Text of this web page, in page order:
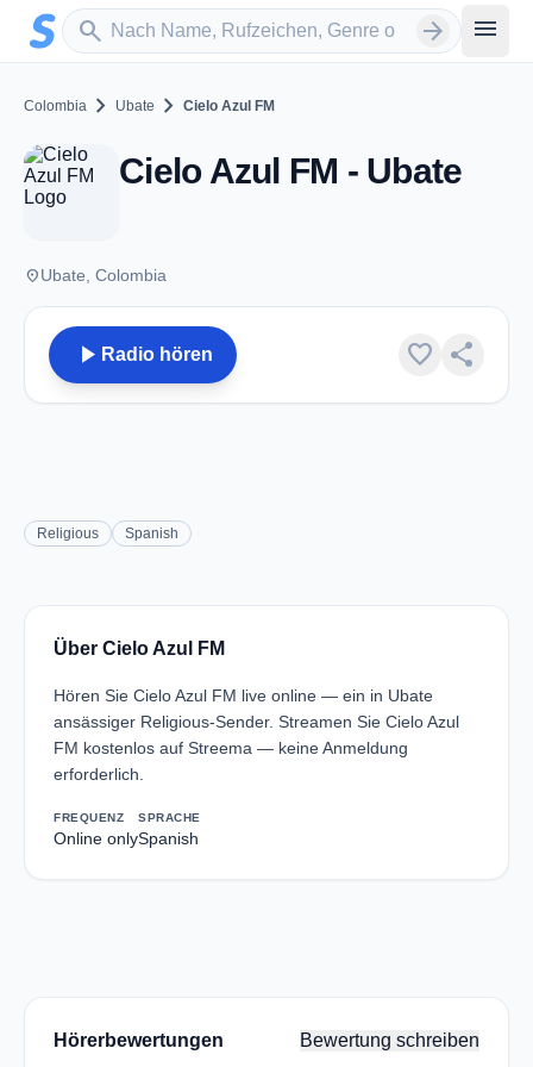
Zum Hauptinhalt springen
search
Sender suchen arrow_forward menu
Colombia chevron_right Ubate chevron_right Cielo Azul FM
Cielo Azul FM - Ubate
placeUbate, Colombia
play_arrow Radio hören favorite share
Religious Spanish
Über Cielo Azul FM
Hören Sie Cielo Azul FM live online — ein in Ubate
ansässiger Religious-Sender. Streamen Sie Cielo Azul
FM kostenlos auf Streema — keine Anmeldung
erforderlich.
FREQUENZ
Online only
SPRACHE
Spanish
Hörerbewertungen Bewertung schreiben